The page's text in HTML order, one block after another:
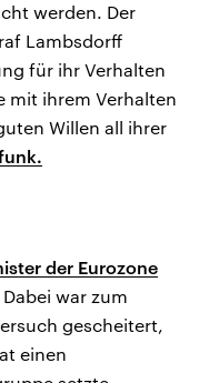
werden. Der
Lambsdorff
für ihr Verhalten
mit ihrem Verhalten
Willen all ihrer
der Eurozone
Dabei war zum
gescheitert,
einen